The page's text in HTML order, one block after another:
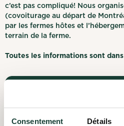
Consentement Détails
c’est pas compliqué! Nous
(covoiturage au départ de
par les fermes hôtes et
terrain de la ferme.
Toutes les informations sont